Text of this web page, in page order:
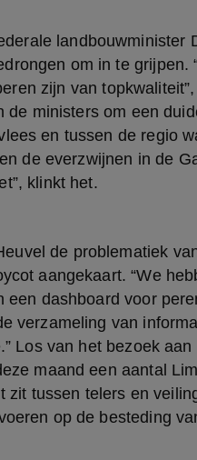
om in te grijpen.
zijn van
de ministers om een
en tussen de regio
de everzwijnen in de
klinkt het.
aangekaart. “We
dashboard voor
verzameling van
Los van het bezoek
maand een aantal
zit tussen telers en
op de besteding